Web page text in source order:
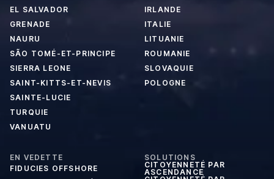
EL SALVADOR
GRENADE
NAURU
SÃO TOMÉ-ET-PRINCIPE
SIERRA LEONE
SAINT-KITTS-ET-NEVIS
SAINTE-LUCIE
TURQUIE
VANUATU
IRLANDE
ITALIE
LITUANIE
ROUMANIE
SLOVAQUIE
POLOGNE
EN VEDETTE
FIDUCIES OFFSHORE
SOLUTIONS
CITOYENNETÉ PAR
ASCENDANCE